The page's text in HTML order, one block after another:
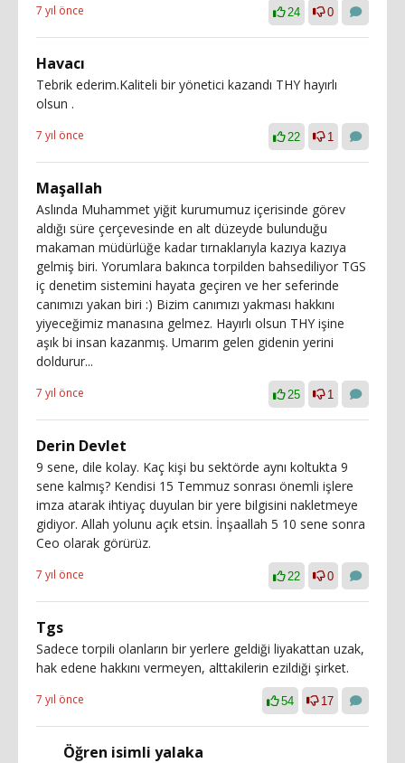
7 yıl önce 24 0
Havacı
Tebrik ederim.Kaliteli bir yönetici kazandı THY hayırlı
olsun .
7 yıl önce 22 1
Maşallah
Aslında Muhammet yiğit kurumumuz içerisinde görev
aldığı süre çerçevesinde en alt düzeyde bulunduğu
makaman müdürlüğe kadar tırnaklarıyla kazıya kazıya
gelmiş biri. Yorumlara bakınca torpilden bahsediliyor TGS
iç denetim sistemini hayata geçiren ve her seferinde
canımızı yakan biri :) Bizim canımızı yakması hakkını
yiyeceğimiz manasına gelmez. Hayırlı olsun THY işine
aşık bi insan kazanmış. Umarım gelen gidenin yerini
doldurur...
7 yıl önce 25 1
Derin Devlet
9 sene, dile kolay. Kaç kişi bu sektörde aynı koltukta 9
sene kalmış? Kendisi 15 Temmuz sonrası önemli işlere
imza atarak ihtiyaç duyulan bir yere bilgisini nakletmeye
gidiyor. Allah yolunu açık etsin. İnşaallah 5 10 sene sonra
Ceo olarak görürüz.
7 yıl önce 22 0
Tgs
Sadece torpili olanların bir yerlere geldiği liyakattan uzak,
hak edene hakkını vermeyen, alttakilerin ezildiği şirket.
7 yıl önce 54 17
Öğren isimli yalaka